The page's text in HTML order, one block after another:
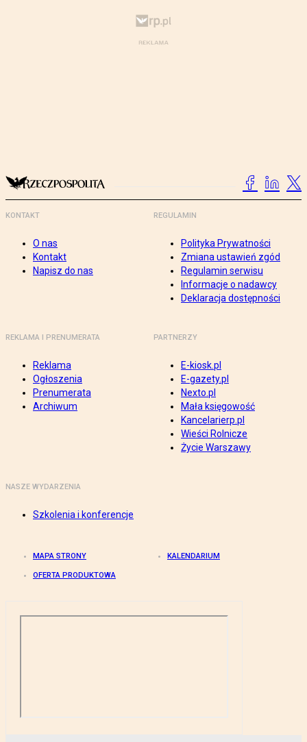
KONTAKT
O nas
Kontakt
Napisz do nas
REGULAMIN
Polityka Prywatności
Zmiana ustawień zgód
Regulamin serwisu
Informacje o nadawcy
Deklaracja dostępności
REKLAMA I PRENUMERATA
Reklama
Ogłoszenia
Prenumerata
Archiwum
PARTNERZY
E-kiosk.pl
E-gazety.pl
Nexto.pl
Mała księgowość
Kancelarierp.pl
Wieści Rolnicze
Życie Warszawy
NASZE WYDARZENIA
Szkolenia i konferencje
MAPA STRONY KALENDARIUM
OFERTA PRODUKTOWA